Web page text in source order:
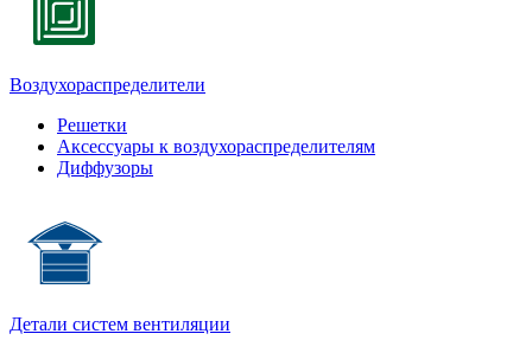
Воздухораспределители
Решетки
Аксессуары к воздухораспределителям
Диффузоры
Детали систем вентиляции